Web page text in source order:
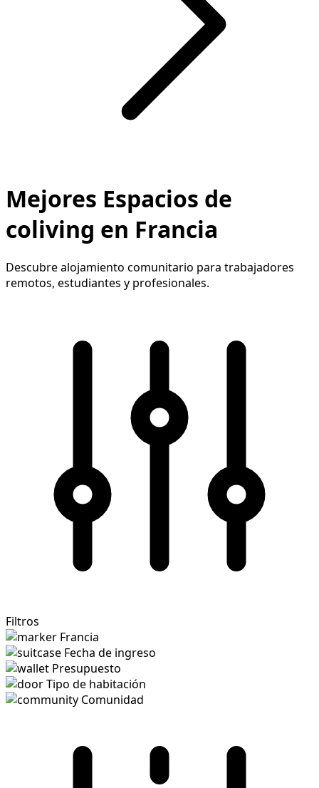
Mejores Espacios de
coliving en Francia
Descubre alojamiento comunitario para trabajadores
remotos, estudiantes y profesionales.
Filtros
Francia
Fecha de ingreso
Presupuesto
Tipo de habitación
Comunidad